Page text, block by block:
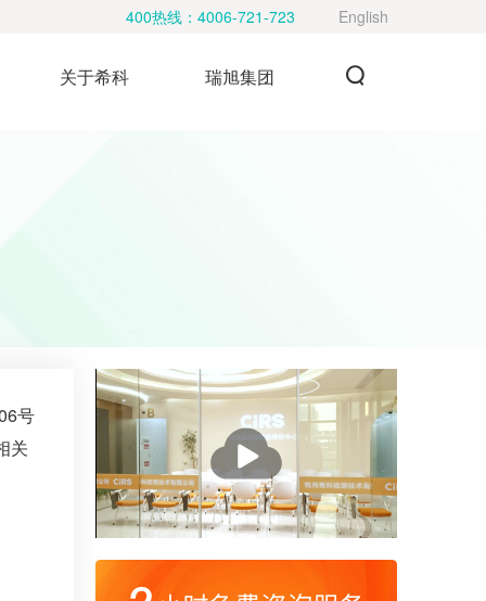
400热线： 4006-721-723 English
关于希科 瑞旭集团
号
关
放